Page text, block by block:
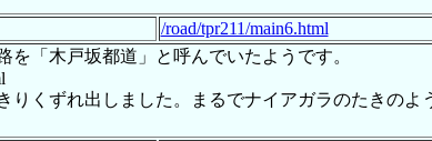
/road/tpr211/main6.html
「木戸坂都道」と呼んでいたようです。
りくずれ出しました。まるでナイアガラのたきの